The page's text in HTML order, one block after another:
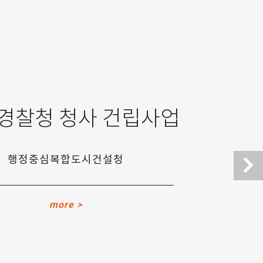
찰청 청사 건립사업
행정중심복합도시건설청
more >